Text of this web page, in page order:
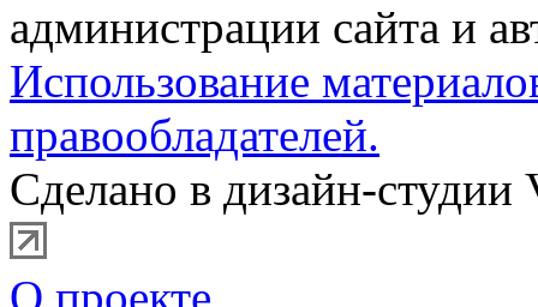
администрации сайта и
Использование
правообладателей.
Сделано в дизайн-студии